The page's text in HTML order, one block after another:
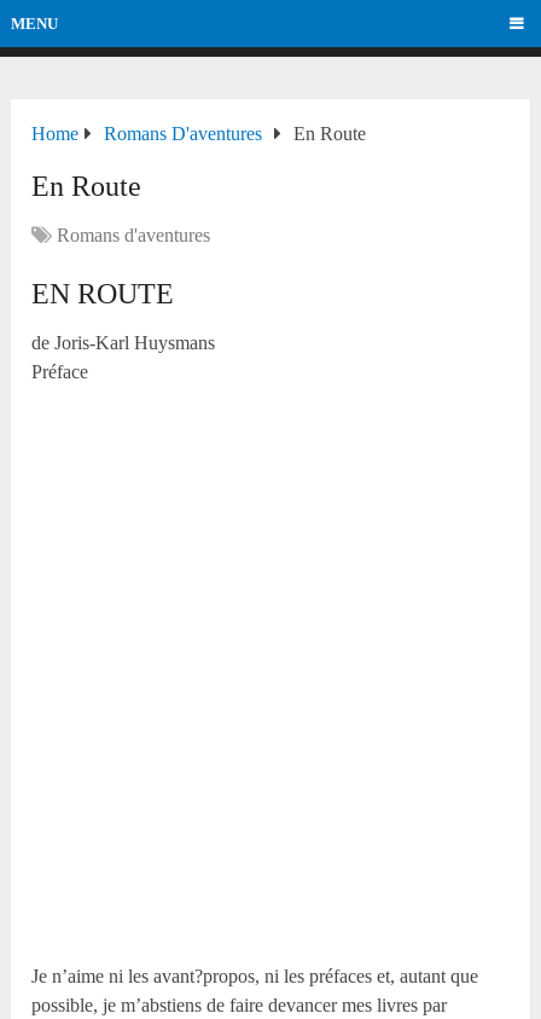
MENU
Home Romans D'aventures En Route
En Route
Romans d'aventures
EN ROUTE
de Joris-Karl Huysmans
Préface
Je n’aime ni les avant?propos, ni les préfaces et, autant que
possible, je m’abstiens de faire devancer mes livres par